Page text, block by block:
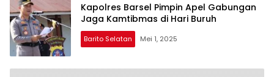
Kapolres Barsel Pimpin Apel Gabungan
Jaga Kamtibmas di Hari Buruh
Barito Selatan Mei 1, 2025